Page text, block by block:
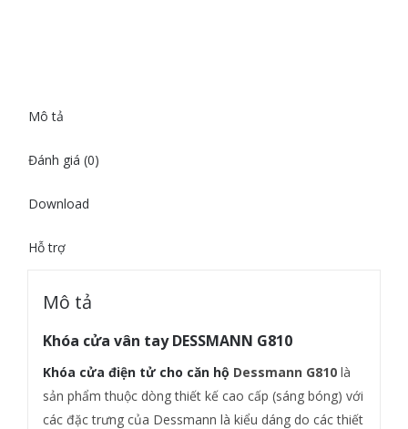
Mô tả
Đánh giá (0)
Download
Hỗ trợ
Mô tả
Khóa cửa vân tay DESSMANN G810
Khóa cửa điện tử cho căn hộ Dessmann G810là
sản phẩm thuộc dòng thiết kế cao cấp (sáng bóng) với
các đặc trưng của Dessmann là kiểu dáng do các thiết